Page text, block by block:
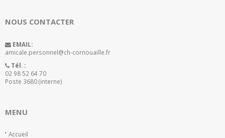
NOUS CONTACTER
EMAIL:
amicale.personnel@ch-cornouaille.fr
Tél. :
02 98 52 64 70
Poste 3680 (interne)
MENU
Accueil